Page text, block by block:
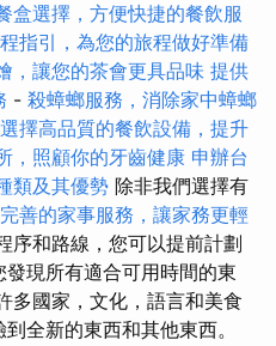
盒選擇，方便快捷的餐飲服
指引，為您的旅程做好準備
，讓您的茶會更具品味 提供
- 殺蟑螂服務，消除家中蟑螂
選擇高品質的餐飲設備，提升
，照顧你的牙齒健康 申辦台
類及其優勢 除非我們選擇有
完善的家事服務，讓家務更輕
序和路線，您可以提前計劃
現所有適合可用時間的東
多國家，文化，語言和美食
全新的東西和其他東西。